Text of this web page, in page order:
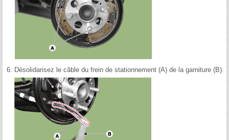
6. Désolidarisez le câble du frein de stationnement (A) de la garniture (B).